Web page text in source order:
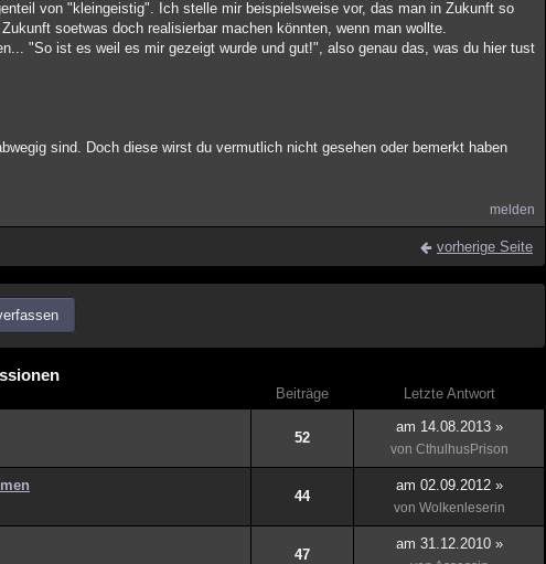
von "kleingeistig". Ich stelle mir beispielsweise vor, das man in Zukunft so
soetwas doch realisierbar machen könnten, wenn man wollte.
"So ist es weil es mir gezeigt wurde und gut!", also genau das, was du hier tust
sind. Doch diese wirst du vermutlich nicht gesehen oder bemerkt haben
melden
vorherige Seite
Beiträge
Letzte Antwort
52
am 14.08.2013 »
von CthulhusPrison
44
am 02.09.2012 »
von Wolkenleserin
47
am 31.12.2010 »